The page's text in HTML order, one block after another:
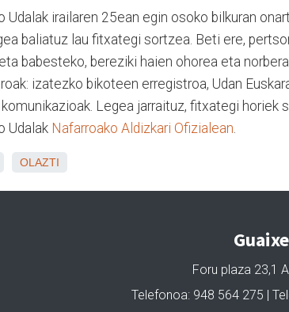
Udalak irailaren 25ean egin osoko bilkuran
baliatuz lau fitxategi sortzea. Beti ere,
babesteko, bereziki haien ohorea eta
izatezko bikoteen erregistroa, Udan
Legea jarraituz, fitxategi horiek
Udalak Nafarroako Aldizkari Ofizialean
OLAZTI
Foru plaza 23,1
Telefonoa: 948 564 275 |